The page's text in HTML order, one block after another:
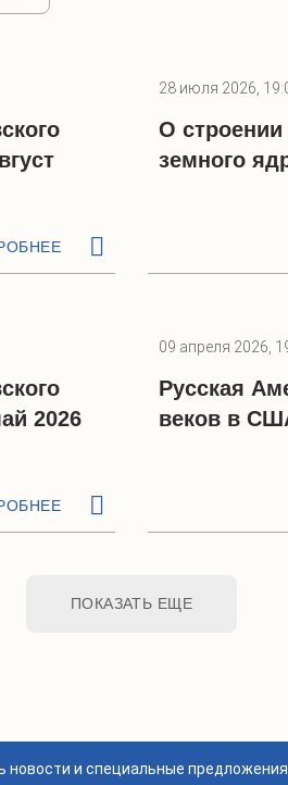
28 июля 2026,
О
земного
2026
09 апреля 2026,
Русская
веков в
ПОКАЗАТЬ ЕЩЕ
и специальные предложения